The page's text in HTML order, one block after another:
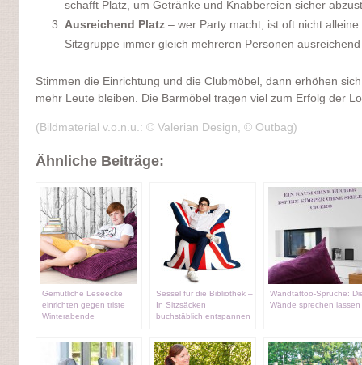
schafft Platz, um Getränke und Knabbereien sicher
Ausreichend Platz – wer Party macht, ist oft nicht
Sitzgruppe immer gleich mehreren Personen
Stimmen die Einrichtung und die Clubmöbel, dann erhöhen
mehr Leute bleiben. Die Barmöbel tragen viel zum Erfolg der
(Bildmaterial v.o.n.u.: © Valerian Design, © Outbag)
Ähnliche Beiträge:
Gemütliche Leseecke
einrichten gegen triste
Winterabende
Sessel für die Bibliothek –
In Sitzsäcken
buchstäblich entspannen
Wandtattoo-Sprüche:
Wände sprechen lassen